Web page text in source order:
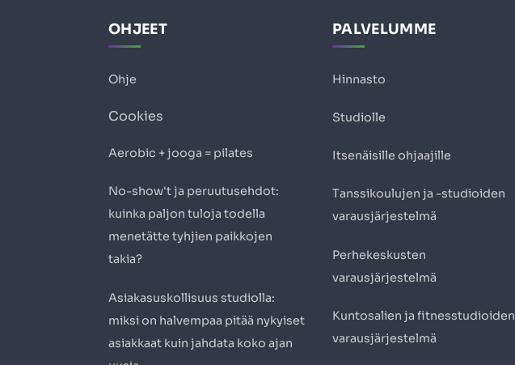
OHJEET
Ohje
Cookies
Aerobic + jooga = pilates
No-show't ja peruutusehdot:
kuinka paljon tuloja todella
menetätte tyhjien paikkojen
takia?
Asiakasuskollisuus studiolla:
miksi on halvempaa pitää nykyiset
asiakkaat kuin jahdata koko ajan
PALVELUMME
Hinnasto
Studiolle
Itsenäisille ohjaajille
Tanssikoulujen ja -studioiden
varausjärjestelmä
Perhekeskusten
varausjärjestelmä
Kuntosalien ja fitnesstudioiden
varausjärjestelmä